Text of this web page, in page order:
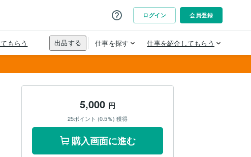
5,000 円
25ポイント (0.5％) 獲得
購入画面に進む